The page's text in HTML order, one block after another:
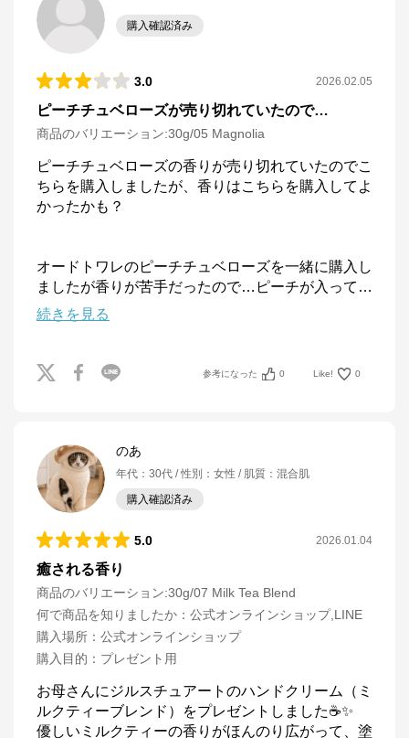
購入確認済み
3.0 2026.02.05
ピーチチュベローズが売り切れていたので…
商品のバリエーション:30g/05 Magnolia
ピーチチュベローズの香りが売り切れていたのでこ
ちらを購入しましたが、香りはこちらを購入してよ
かったかも？
オードトワレのピーチチュベローズを一緒に購入し
ましたが香りが苦手だったので…ピーチが入って …
続きを見る
参考になった 0 Like! 0
のあ
年代 ： 30代 性別 ： 女性 肌質 ： 混合肌
購入確認済み
5.0 2026.01.04
癒される香り
商品のバリエーション:30g/07 Milk Tea Blend
何で商品を知りましたか ： 公式オンラインショップ,LINE
購入場所 ： 公式オンラインショップ
購入目的 ： プレゼント用
お母さんにジルスチュアートのハンドクリーム（ミ
ルクティーブレンド）をプレゼントしました☕️✨
優しいミルクティーの香りがほんのり広がって、塗